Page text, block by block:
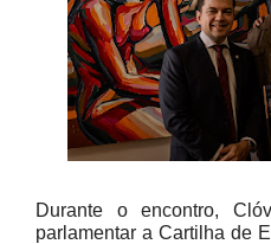
Durante o encontro,
parlamentar a Cartilha de